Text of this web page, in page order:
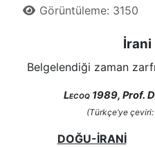
Görüntüleme: 3150
İrani
Belgelendiği zaman
Lecoq 1989, Prof.
(Türkçe’ye
DOĞU-İRANİ